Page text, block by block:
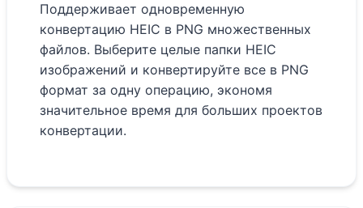
Поддерживает одновременную
конвертацию HEIC в PNG множественных
файлов. Выберите целые папки HEIC
изображений и конвертируйте все в PNG
формат за одну операцию, экономя
значительное время для больших проектов
конвертации.